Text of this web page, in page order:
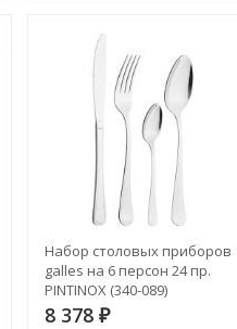
Набор столовых приборов
galles на 6 персон 24 пр.
PINTINOX (340-089)
8 378₽